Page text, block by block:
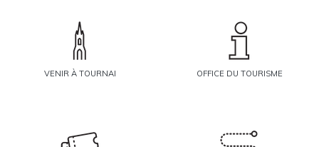
VENIR À TOURNAI OFFICE DU TOURISME